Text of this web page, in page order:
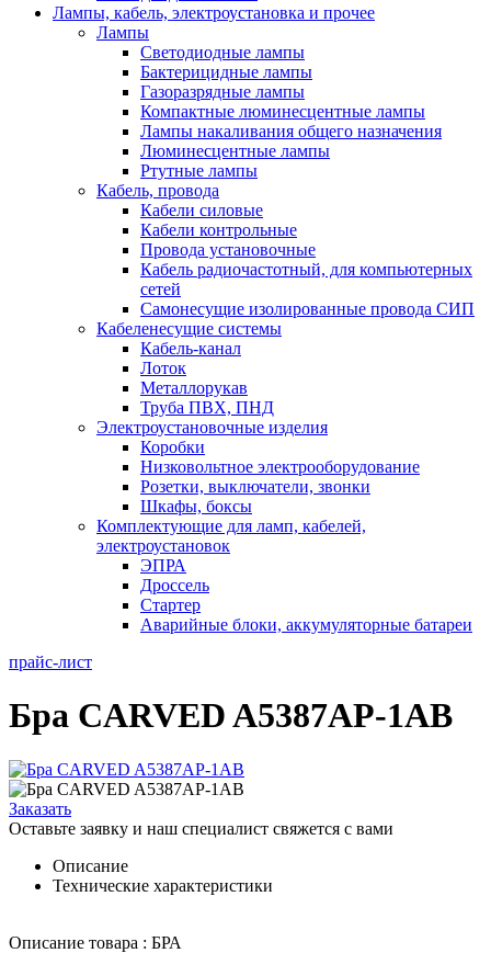
Лампы, кабель, электроустановка и прочее
Лампы
Светодиодные лампы
Бактерицидные лампы
Газоразрядные лампы
Компактные люминесцентные лампы
Лампы накаливания общего назначения
Люминесцентные лампы
Ртутные лампы
Кабель, провода
Кабели силовые
Кабели контрольные
Провода установочные
Кабель радиочастотный, для компьютерных
сетей
Самонесущие изолированные провода СИП
Кабеленесущие системы
Кабель-канал
Лоток
Металлорукав
Труба ПВХ, ПНД
Электроустановочные изделия
Коробки
Низковольтное электрооборудование
Розетки, выключатели, звонки
Шкафы, боксы
Комплектующие для ламп, кабелей,
электроустановок
ЭПРА
Дроссель
Стартер
Аварийные блоки, аккумуляторные батареи
прайс-лист
Бра CARVED A5387AP-1AB
Заказать
Оставьте заявку и наш специалист свяжется с вами
Описание
Технические характеристики
Описание товара : БРА